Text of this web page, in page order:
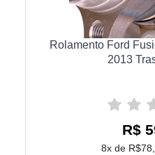
Rolamento Ford
2013
R$
8x de